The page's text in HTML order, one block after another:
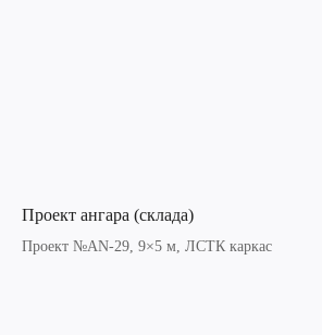
Проект ангара (склада)
Проект №AN-29, 9×5 м, ЛСТК каркас